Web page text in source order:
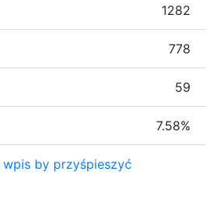
1282
778
59
7.58%
by przyśpieszyć